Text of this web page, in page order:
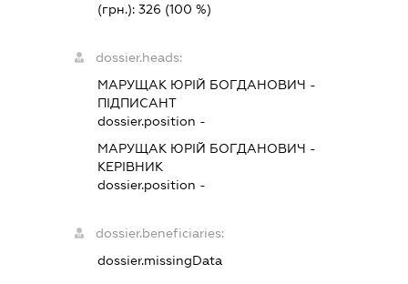
(грн.): 326 (100 %)
dossier.heads:
МАРУЩАК ЮРІЙ БОГДАНОВИЧ -
ПІДПИСАНТ
dossier.position -
МАРУЩАК ЮРІЙ БОГДАНОВИЧ -
КЕРІВНИК
dossier.position -
dossier.beneficiaries:
dossier.missingData